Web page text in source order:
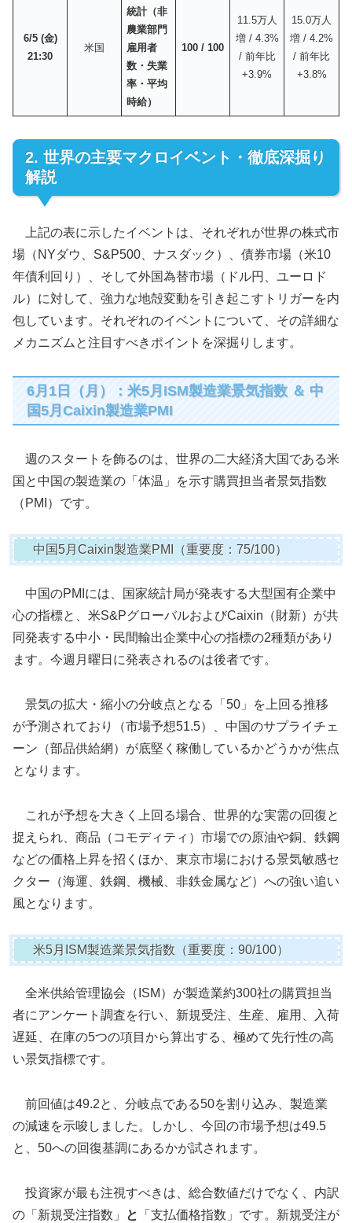
6/5 (金)
21:30
米国
統計（非
農業部門
雇用者
数・失業
率・平均
時給）
100 / 100
11.5万人
増 / 4.3%
/ 前年比
+3.9%
15.0万人
増 / 4.2%
/ 前年比
+3.8%
2. 世界の主要マクロイベント・徹底深掘り
解説
上記の表に示したイベントは、それぞれが世界の株式市
場（NYダウ、S&P500、ナスダック）、債券市場（米10
年債利回り）、そして外国為替市場（ドル円、ユーロド
ル）に対して、強力な地殻変動を引き起こすトリガーを内
包しています。それぞれのイベントについて、その詳細な
メカニズムと注目すべきポイントを深掘りします。
6月1日（月）：米5月ISM製造業景気指数 ＆ 中
国5月Caixin製造業PMI
週のスタートを飾るのは、世界の二大経済大国である米
国と中国の製造業の「体温」を示す購買担当者景気指数
（PMI）です。
中国5月Caixin製造業PMI（重要度：75/100）
中国のPMIには、国家統計局が発表する大型国有企業中
心の指標と、米S&PグローバルおよびCaixin（財新）が共
同発表する中小・民間輸出企業中心の指標の2種類があり
ます。今週月曜日に発表されるのは後者です。
景気の拡大・縮小の分岐点となる「50」を上回る推移
が予測されており（市場予想51.5）、中国のサプライチェ
ーン（部品供給網）が底堅く稼働しているかどうかが焦点
となります。
これが予想を大きく上回る場合、世界的な実需の回復と
捉えられ、商品（コモディティ）市場での原油や銅、鉄鋼
などの価格上昇を招くほか、東京市場における景気敏感セ
クター（海運、鉄鋼、機械、非鉄金属など）への強い追い
風となります。
米5月ISM製造業景気指数（重要度：90/100）
全米供給管理協会（ISM）が製造業約300社の購買担当
者にアンケート調査を行い、新規受注、生産、雇用、入荷
遅延、在庫の5つの項目から算出する、極めて先行性の高
い景気指標です。
前回値は49.2と、分岐点である50を割り込み、製造業
の減速を示唆しました。しかし、今回の市場予想は49.5
と、50への回復基調にあるかが試されます。
投資家が最も注視すべきは、総合数値だけでなく、内訳
の「新規受注指数」
と
「支払価格指数」です。新規受注が